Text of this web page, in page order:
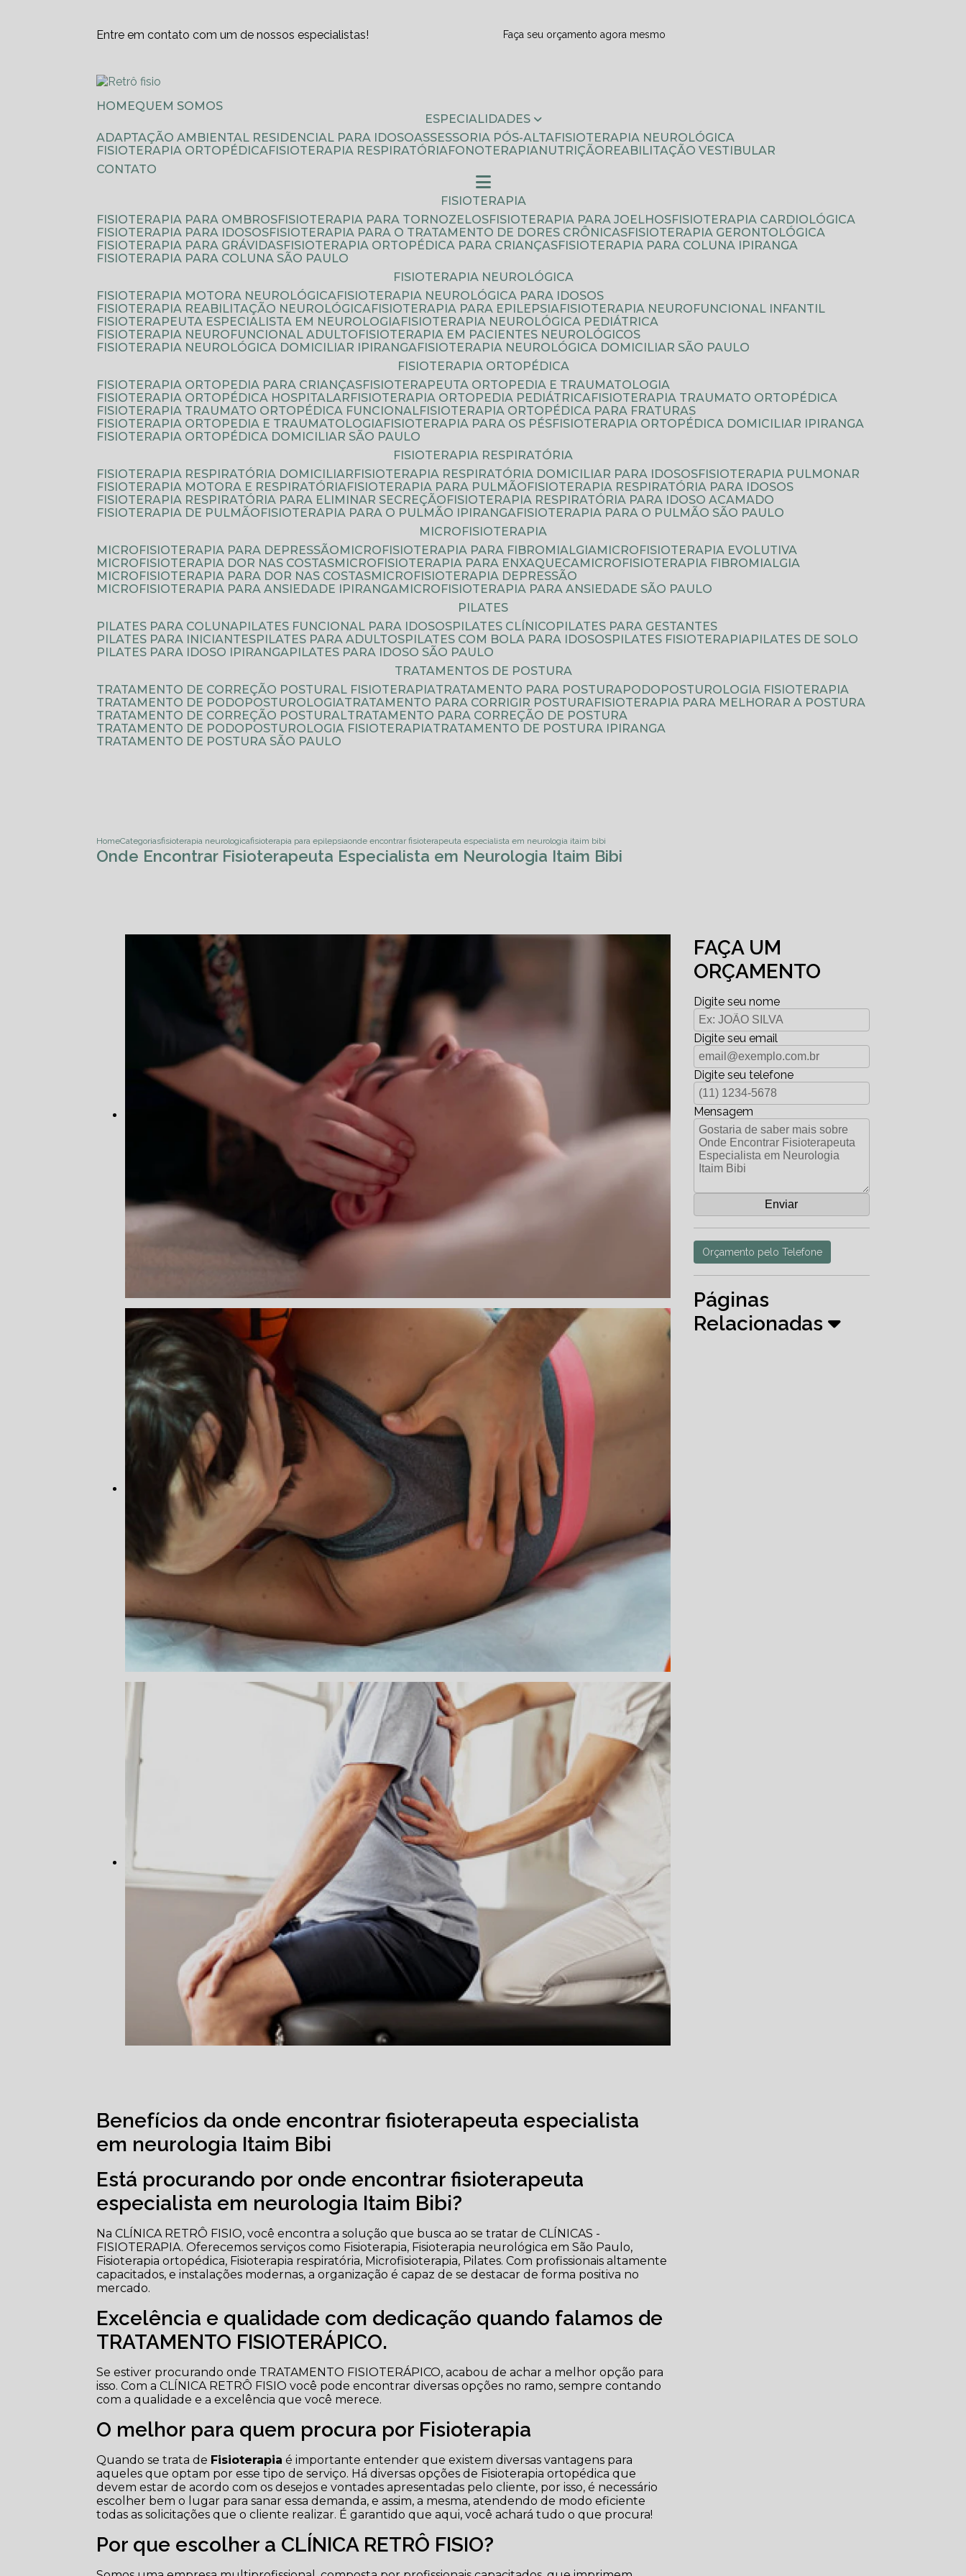
Entre em contato com um de nossos especialistas! Faça seu orçamento agora mesmo
HOME
QUEM SOMOS
ESPECIALIDADES
ADAPTAÇÃO AMBIENTAL RESIDENCIAL PARA IDOSO
ASSESSORIA PÓS-ALTA
FISIOTERAPIA NEUROLÓGICA
FISIOTERAPIA ORTOPÉDICA
FISIOTERAPIA RESPIRATÓRIA FONOTERAPIA NUTRIÇÃO
REABILITAÇÃO VESTIBULAR
CONTATO
FISIOTERAPIA
FISIOTERAPIA PARA OMBROS
FISIOTERAPIA PARA TORNOZELOS FISIOTERAPIA PARA JOELHOS
FISIOTERAPIA CARDIOLÓGICA
FISIOTERAPIA PARA IDOSOS
FISIOTERAPIA PARA O TRATAMENTO DE DORES CRÔNICAS
FISIOTERAPIA GERONTOLÓGICA
FISIOTERAPIA PARA GRÁVIDAS
FISIOTERAPIA ORTOPÉDICA PARA CRIANÇAS
FISIOTERAPIA PARA COLUNA IPIRANGA
FISIOTERAPIA PARA COLUNA SÃO PAULO
FISIOTERAPIA NEUROLÓGICA
FISIOTERAPIA MOTORA NEUROLÓGICA
FISIOTERAPIA NEUROLÓGICA PARA IDOSOS
FISIOTERAPIA REABILITAÇÃO NEUROLÓGICA
FISIOTERAPIA PARA EPILEPSIA
FISIOTERAPIA NEUROFUNCIONAL INFANTIL
FISIOTERAPEUTA ESPECIALISTA EM NEUROLOGIA
FISIOTERAPIA NEUROLÓGICA PEDIÁTRICA
FISIOTERAPIA NEUROFUNCIONAL ADULTO
FISIOTERAPIA EM PACIENTES NEUROLÓGICOS
FISIOTERAPIA NEUROLÓGICA DOMICILIAR IPIRANGA
FISIOTERAPIA NEUROLÓGICA DOMICILIAR SÃO PAULO
FISIOTERAPIA ORTOPÉDICA
FISIOTERAPIA ORTOPEDIA PARA CRIANÇAS
FISIOTERAPEUTA ORTOPEDIA E TRAUMATOLOGIA
FISIOTERAPIA ORTOPÉDICA HOSPITALAR
FISIOTERAPIA ORTOPEDIA PEDIÁTRICA
FISIOTERAPIA TRAUMATO ORTOPÉDICA
FISIOTERAPIA TRAUMATO ORTOPÉDICA FUNCIONAL
FISIOTERAPIA ORTOPÉDICA PARA FRATURAS
FISIOTERAPIA ORTOPEDIA E TRAUMATOLOGIA
FISIOTERAPIA PARA OS PÉS
FISIOTERAPIA ORTOPÉDICA DOMICILIAR IPIRANGA
FISIOTERAPIA ORTOPÉDICA DOMICILIAR SÃO PAULO
FISIOTERAPIA RESPIRATÓRIA
FISIOTERAPIA RESPIRATÓRIA DOMICILIAR
FISIOTERAPIA RESPIRATÓRIA DOMICILIAR PARA IDOSOS
FISIOTERAPIA PULMONAR
FISIOTERAPIA MOTORA E RESPIRATÓRIA
FISIOTERAPIA PARA PULMÃO
FISIOTERAPIA RESPIRATÓRIA PARA IDOSOS
FISIOTERAPIA RESPIRATÓRIA PARA ELIMINAR SECREÇÃO
FISIOTERAPIA RESPIRATÓRIA PARA IDOSO ACAMADO
FISIOTERAPIA DE PULMÃO
FISIOTERAPIA PARA O PULMÃO IPIRANGA
FISIOTERAPIA PARA O PULMÃO SÃO PAULO
MICROFISIOTERAPIA
MICROFISIOTERAPIA PARA DEPRESSÃO
MICROFISIOTERAPIA PARA FIBROMIALGIA
MICROFISIOTERAPIA EVOLUTIVA
MICROFISIOTERAPIA DOR NAS COSTAS
MICROFISIOTERAPIA PARA ENXAQUECA
MICROFISIOTERAPIA FIBROMIALGIA
MICROFISIOTERAPIA PARA DOR NAS COSTAS
MICROFISIOTERAPIA DEPRESSÃO
MICROFISIOTERAPIA PARA ANSIEDADE IPIRANGA
MICROFISIOTERAPIA PARA ANSIEDADE SÃO PAULO
PILATES
PILATES PARA COLUNA
PILATES FUNCIONAL PARA IDOSOS PILATES CLÍNICO
PILATES PARA GESTANTES
PILATES PARA INICIANTES
PILATES PARA ADULTOS PILATES COM BOLA PARA IDOSOS PILATES FISIOTERAPIA
PILATES DE SOLO
PILATES PARA IDOSO IPIRANGA
PILATES PARA IDOSO SÃO PAULO
TRATAMENTOS DE POSTURA
TRATAMENTO DE CORREÇÃO POSTURAL FISIOTERAPIA
TRATAMENTO PARA POSTURA
PODOPOSTUROLOGIA FISIOTERAPIA
TRATAMENTO DE PODOPOSTUROLOGIA
TRATAMENTO PARA CORRIGIR POSTURA
FISIOTERAPIA PARA MELHORAR A POSTURA
TRATAMENTO DE CORREÇÃO POSTURAL
TRATAMENTO PARA CORREÇÃO DE POSTURA
TRATAMENTO DE PODOPOSTUROLOGIA FISIOTERAPIA
TRATAMENTO DE POSTURA IPIRANGA
TRATAMENTO DE POSTURA SÃO PAULO
HomeCategoriasfisioterapia neurologicafisioterapia para epilepsiaonde encontrar fisioterapeuta especialista em neurologia itaim bibi
Onde Encontrar Fisioterapeuta Especialista em Neurologia Itaim Bibi
Benefícios da onde encontrar fisioterapeuta especialista
em neurologia Itaim Bibi
Está procurando por onde encontrar fisioterapeuta
especialista em neurologia Itaim Bibi?
Na CLÍNICA RETRÔ FISIO, você encontra a solução que busca ao se tratar de CLÍNICAS -
FISIOTERAPIA. Oferecemos serviços como Fisioterapia, Fisioterapia neurológica em São Paulo,
Fisioterapia ortopédica, Fisioterapia respiratória, Microfisioterapia, Pilates. Com profissionais altamente
capacitados, e instalações modernas, a organização é capaz de se destacar de forma positiva no
mercado.
Excelência e qualidade com dedicação quando falamos de
TRATAMENTO FISIOTERÁPICO.
Se estiver procurando onde TRATAMENTO FISIOTERÁPICO, acabou de achar a melhor opção para
isso. Com a CLÍNICA RETRÔ FISIO você pode encontrar diversas opções no ramo, sempre contando
com a qualidade e a excelência que você merece.
O melhor para quem procura por Fisioterapia
Quando se trata de Fisioterapia é importante entender que existem diversas vantagens para
aqueles que optam por esse tipo de serviço. Há diversas opções de Fisioterapia ortopédica que
devem estar de acordo com os desejos e vontades apresentadas pelo cliente, por isso, é necessário
escolher bem o lugar para sanar essa demanda, e assim, a mesma, atendendo de modo eficiente
todas as solicitações que o cliente realizar. É garantido que aqui, você achará tudo o que procura!
Por que escolher a CLÍNICA RETRÔ FISIO?
FAÇA UM
ORÇAMENTO
Digite seu nome
Digite seu email
Digite seu telefone
Mensagem
Orçamento pelo Telefone
Páginas
Relacionadas